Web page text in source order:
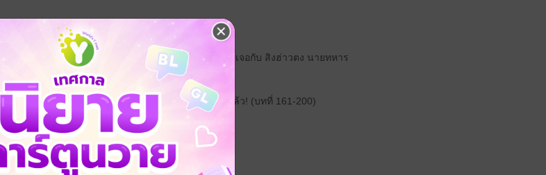
ด้ทุกอย่าง ทว่าเขากลับเลือกพี่สาวผู้แสนดีจอมปลอม
ไป เพราะขอแค่ได้ใช้ชีวิตดี ๆ ด้วยตัวเอง จนกระทั่งได้เจอกับ สิงฮ่าวตง นายทหาร
งโชคชะตาครั้งใหม่ที่ไม่อาจเลี่ยงได้
รประเมินวัตถุโบราณ แบบนั้นชีวิตนี้ไม่มีทางลำบากอีกแล้ว! (บทที่ 161-200)